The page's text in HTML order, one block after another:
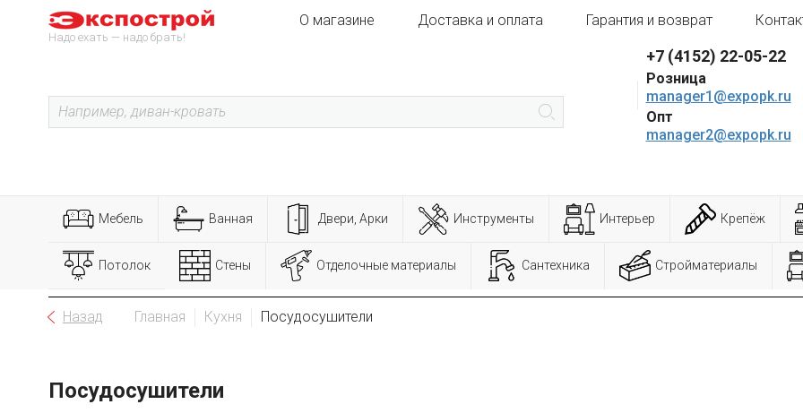
Надо ехать — надо брать!
О магазине Доставка и оплата Гарантия и возврат
+7 (4152) 22-05-22
Розница
manager1@expopk.ru
Опт
manager2@expopk.ru
Мебель Ванная Двери, Арки Инструменты Интерьер Крепёж
Потолок Стены Отделочные материалы Сантехника Стройматериалы
Назад Главная Кухня Посудосушители
Посудосушители